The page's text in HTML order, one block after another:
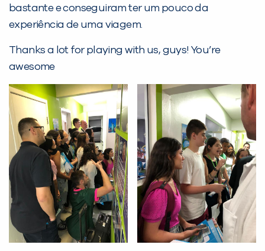
bastante e conseguiram ter um pouco da
experiência de uma viagem.
Thanks a lot for playing with us, guys! You’re
awesome
já vamos te colocar em contato
com a
Você é aluno inFlux?
Sim Não